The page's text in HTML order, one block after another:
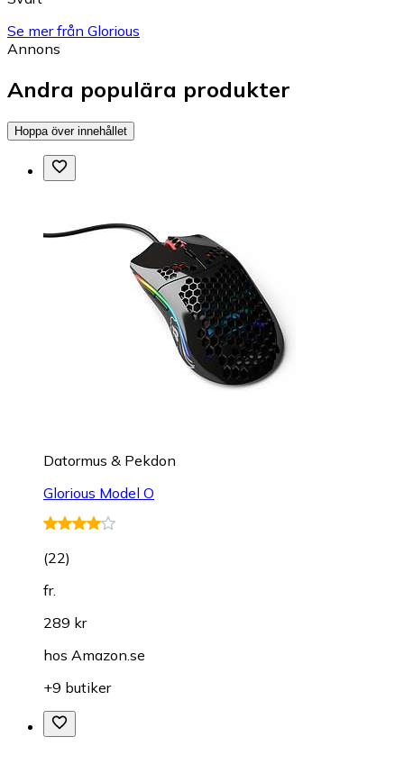
Se mer från Glorious
Annons
Andra populära produkter
Hoppa över innehållet
Datormus & Pekdon
Glorious Model O
(22)
fr.
289 kr
hos Amazon.se
+9 butiker